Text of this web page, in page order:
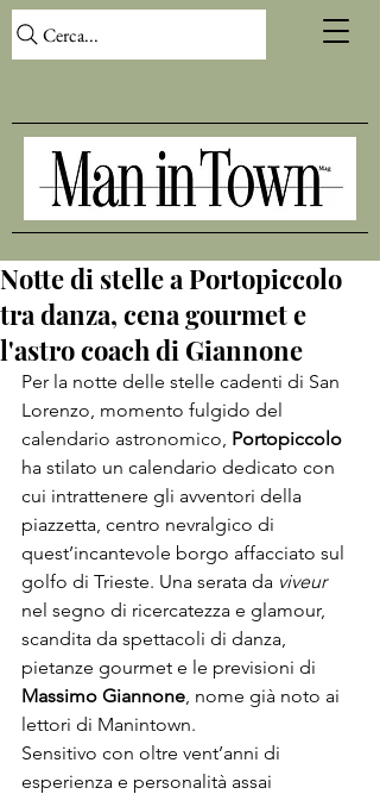
Cerca...
Notte di stelle a Portopiccolo
tra danza, cena gourmet e
l'astro coach di Giannone
Per la notte delle stelle cadenti di San
Lorenzo, momento fulgido del
calendario astronomico, Portopiccolo
ha stilato un calendario dedicato con
cui intrattenere gli avventori della
piazzetta, centro nevralgico di
quest’incantevole borgo affacciato sul
golfo di Trieste. Una serata da viveur
nel segno di ricercatezza e glamour,
scandita da spettacoli di danza,
pietanze gourmet e le previsioni di
Massimo Giannone, nome già noto ai
lettori di Manintown.
Sensitivo con oltre vent’anni di
esperienza e personalità assai